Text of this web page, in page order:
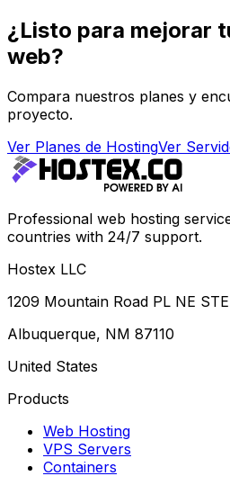
¿Listo para mejorar
web?
Compara nuestros planes y
proyecto.
Ver Planes de HostingVer
Professional web hosting
countries with 24/7 support.
Hostex LLC
1209 Mountain Road PL NE
Albuquerque, NM 87110
United States
Products
Web Hosting
VPS Servers
Containers